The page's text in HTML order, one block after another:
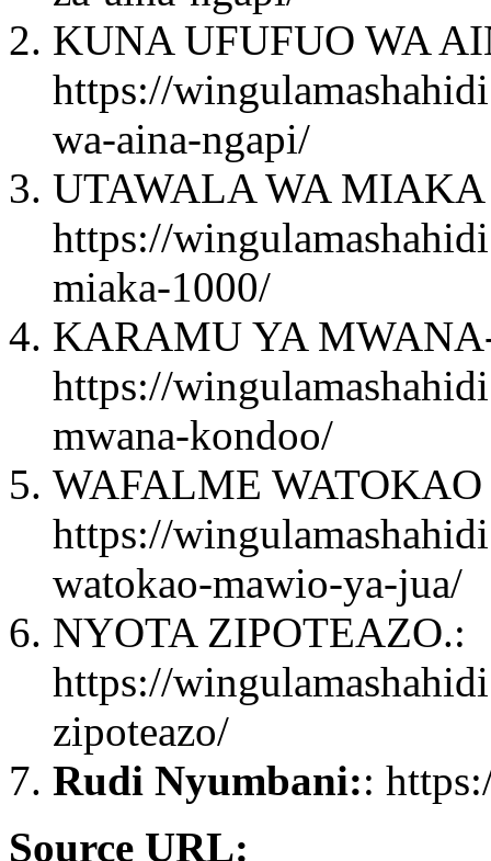
KUNA UFUFUO WA
https://
wa-aina-ngapi/
UTAWALA WA MIAKA
https://
miaka-1000/
KARAMU YA
https://
mwana-kondoo/
WAFALME
https://
watokao-mawio-ya-jua/
NYOTA ZIPOTEAZO.:
https://
zipoteazo/
Rudi Nyumbani::
Source URL: